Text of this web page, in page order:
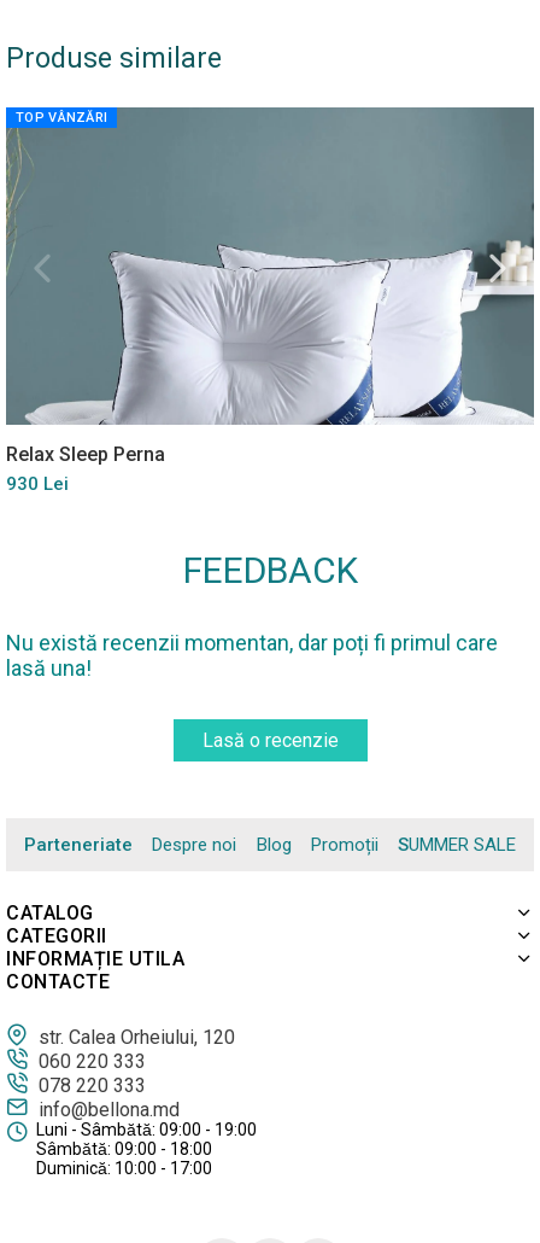
Produse similare
TOP VÂNZĂRI
Relax Sleep Perna
930 Lei
FEEDBACK
Nu există recenzii momentan, dar poți fi primul care
lasă una!
Lasă o recenzie
Parteneriate Despre noi Blog Promoții SUMMER SALE
CATALOG
CATEGORII
INFORMAȚIE UTILA
CONTACTE
str. Calea Orheiului, 120
060 220 333
078 220 333
info@bellona.md
Luni - Sâmbătă: 09:00 - 19:00
Sâmbătă: 09:00 - 18:00
Duminică: 10:00 - 17:00